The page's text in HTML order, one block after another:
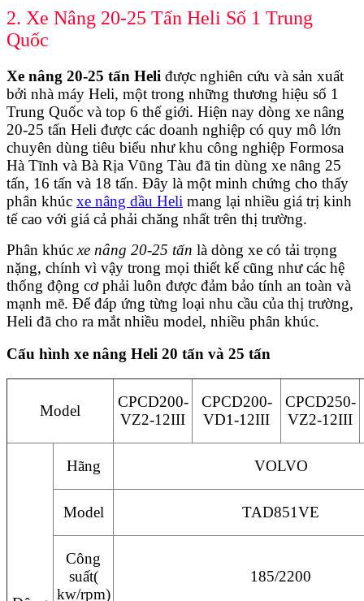
2. Xe Nâng 20-25 Tấn Heli Số 1 Trung
Quốc
Xe nâng 20-25 tấn Heli được nghiên cứu và sản xuất
bởi nhà máy Heli, một trong những thương hiệu số 1
Trung Quốc và top 6 thế giới. Hiện nay dòng xe nâng
20-25 tấn Heli được các doanh nghiệp có quy mô lớn
chuyên dùng tiêu biểu như khu công nghiệp Formosa
Hà Tĩnh và Bà Rịa Vũng Tàu đã tin dùng xe nâng 25
tấn, 16 tấn và 18 tấn. Đây là một minh chứng cho thấy
phân khúc xe nâng dầu Heli mang lại nhiều giá trị kinh
tế cao với giá cả phải chăng nhất trên thị trường.
Phân khúc xe nâng 20-25 tấn là dòng xe có tải trọng
nặng, chính vì vậy trong mọi thiết kế cũng như các hệ
thống động cơ phải luôn được đảm bảo tính an toàn và
mạnh mẽ. Để đáp ứng từng loại nhu cầu của thị trường,
Heli đã cho ra mắt nhiều model, nhiều phân khúc.
Cấu hình xe nâng Heli 20 tấn và 25 tấn
Model
CPCD200-
VZ2-12III
CPCD200-
VD1-12III
CPCD250-
VZ2-12III
Hãng VOLVO
Model TAD851VE
Công
suất(
kw/rpm)
185/2200